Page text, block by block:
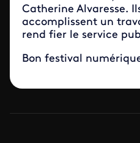
Catherine Alvaresse.
accomplissent un
rend fier le service
Bon festival